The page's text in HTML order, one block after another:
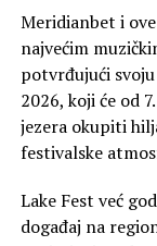
Poslije svih
ostvario najbolji
težak mentalni
forma koju sam
Osjećao sam da
novi izazov, a
da nastavim da
mogućem svjetlu.
Meridianbet i
najvećim
potvrđujući
2026, koji će od
jezera okupiti
festivalske
Lake Fest već
događaj na